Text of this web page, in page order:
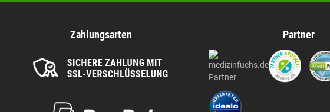
Zahlungsarten Partner